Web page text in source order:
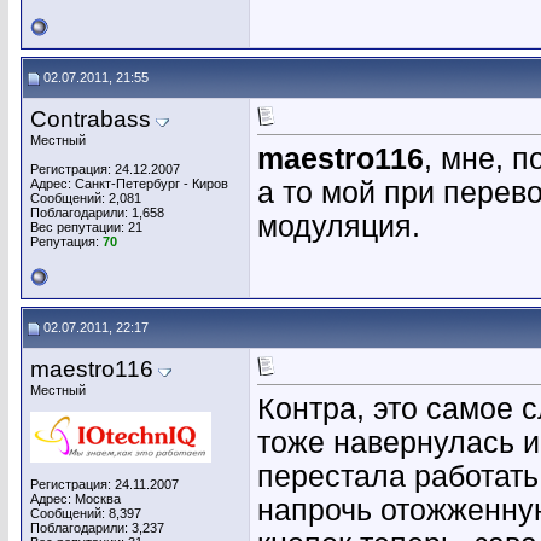
02.07.2011, 21:55
Contrabass
Местный
Регистрация: 24.12.2007
Адрес: Санкт-Петербург - Киров
Сообщений: 2,081
Поблагодарили: 1,658
Вес репутации: 21
Репутация: 70
maestro116, мне,
а то мой при
модуляция.
02.07.2011, 22:17
maestro116
Местный
Регистрация: 24.11.2007
Адрес: Москва
Сообщений: 8,397
Поблагодарили: 3,237
Контра, это самое
тоже навернулась
перестала
напрочь